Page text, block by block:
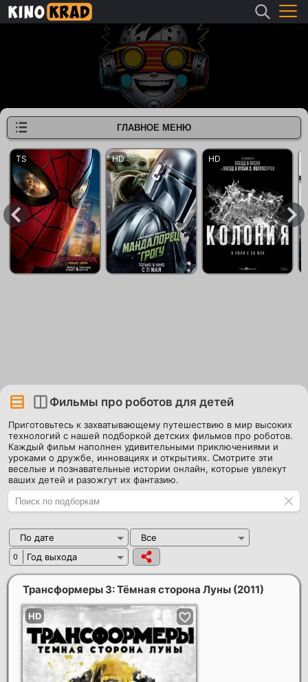
Фильмы про роботов для детей
Приготовьтесь к захватывающему путешествию в мир высоких
технологий с нашей подборкой детских фильмов про роботов.
Каждый фильм наполнен удивительными приключениями и
уроками о дружбе, инновациях и открытиях. Смотрите эти
веселые и познавательные истории онлайн, которые увлекут
ваших детей и разожгут их фантазию.
По дате Все
0 Год выхода
Трансформеры 3: Тёмная сторона Луны (2011)
ГЛАВНОЕ МЕНЮ